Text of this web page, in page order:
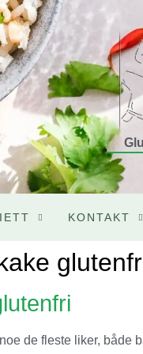
KONTAKT
de fleste liker, både